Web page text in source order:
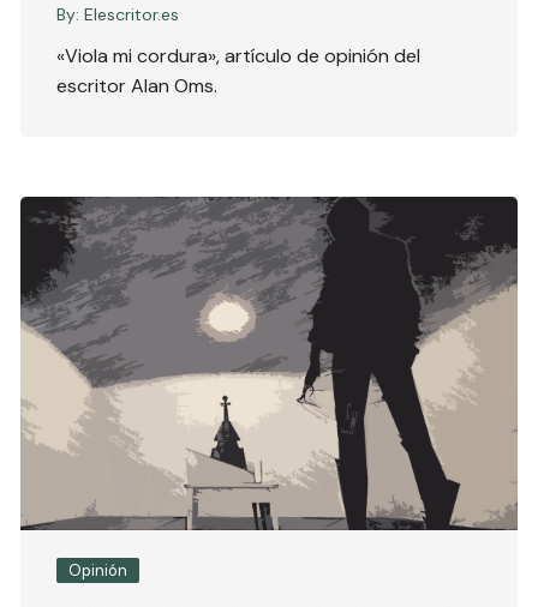
By: Elescritor.es
«Viola mi cordura», artículo de opinión del
escritor Alan Oms.
Opinión